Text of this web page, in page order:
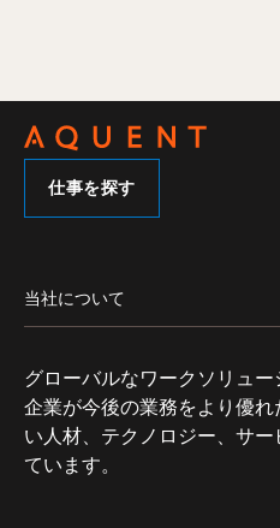
仕事を探す
当社について
グローバルなワークソリュ
企業が今後の業務をより優
い人材、テクノロジー、サ
ています。